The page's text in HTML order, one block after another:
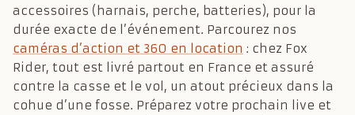
accessoires (harnais, perche, batteries), pour la
durée exacte de l’événement. Parcourez nos
caméras d’action et 360 en location : chez Fox
Rider, tout est livré partout en France et assuré
contre la casse et le vol, un atout précieux dans la
cohue d’une fosse. Préparez votre prochain live et